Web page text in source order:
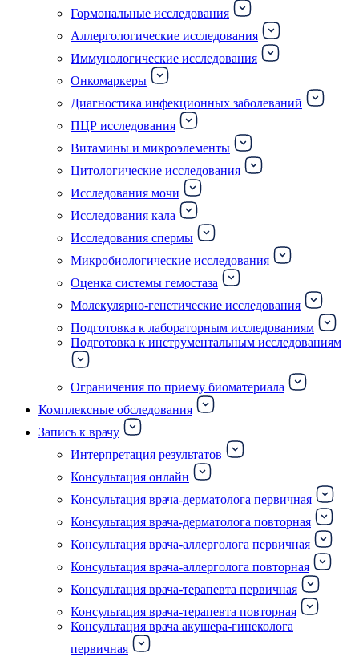
Гормональные исследования
Аллергологические исследования
Иммунологические исследования
Онкомаркеры
Диагностика инфекционных заболеваний
ПЦР исследования
Витамины и микроэлементы
Цитологические исследования
Исследования мочи
Исследования кала
Исследования спермы
Микробиологические исследования
Оценка системы гемостаза
Молекулярно-генетические исследования
Подготовка к лабораторным исследованиям
Подготовка к инструментальным исследованиям
Ограничения по приему биоматериала
Комплексные обследования
Запись к врачу
Интерпретация результатов
Консультация онлайн
Консультация врача-дерматолога первичная
Консультация врача-дерматолога повторная
Консультация врача-аллерголога первичная
Консультация врача-аллерголога повторная
Консультация врача-терапевта первичная
Консультация врача-терапевта повторная
Консультация врача акушера-гинеколога
первичная